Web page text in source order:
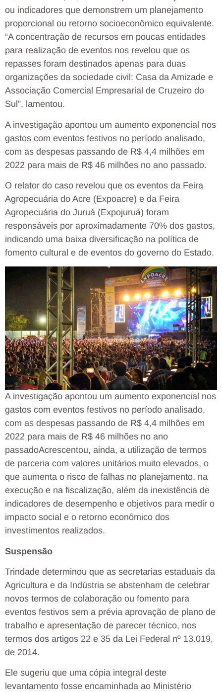
ou indicadores que demonstrem um planejamento
proporcional ou retorno socioeconômico equivalente.
“A concentração de recursos em poucas entidades
para realização de eventos nos revelou que os
repasses foram destinados apenas para duas
organizações da sociedade civil: Casa da Amizade e
Associação Comercial Empresarial de Cruzeiro do
Sul”, lamentou.
A investigação apontou um aumento exponencial nos
gastos com eventos festivos no período analisado,
com as despesas passando de R$ 4,4 milhões em
2022 para mais de R$ 46 milhões no ano passado.
O relator do caso revelou que os eventos da Feira
Agropecuária do Acre (Expoacre) e da Feira
Agropecuária do Juruá (Expojuruá) foram
responsáveis por aproximadamente 70% dos gastos,
indicando uma baixa diversificação na política de
fomento cultural e de eventos do governo do Estado.
A investigação apontou um aumento exponencial nos
gastos com eventos festivos no período analisado,
com as despesas passando de R$ 4,4 milhões em
2022 para mais de R$ 46 milhões no ano
passadoAcrescentou, ainda, a utilização de termos
de parceria com valores unitários muito elevados, o
que aumenta o risco de falhas no planejamento, na
execução e na fiscalização, além da inexistência de
indicadores de desempenho e objetivos para medir o
impacto social e o retorno econômico dos
investimentos realizados.
Suspensão
Trindade determinou que as secretarias estaduais da
Agricultura e da Indústria se abstenham de celebrar
novos termos de colaboração ou fomento para
eventos festivos sem a prévia aprovação de plano de
trabalho e apresentação de parecer técnico, nos
termos dos artigos 22 e 35 da Lei Federal nº 13.019,
de 2014.
Ele sugeriu que uma cópia integral deste
levantamento fosse encaminhada ao Ministério